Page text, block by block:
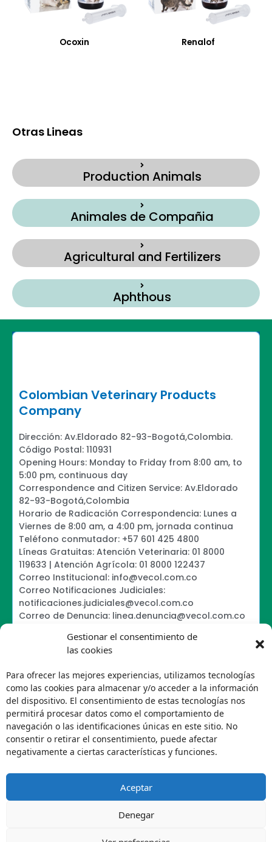
Gestionar el consentimiento de
las cookies
Para ofrecer las mejores experiencias, utilizamos tecnologías
como las cookies para almacenar y/o acceder a la información
del dispositivo. El consentimiento de estas tecnologías nos
permitirá procesar datos como el comportamiento de
navegación o las identificaciones únicas en este sitio. No
consentir o retirar el consentimiento, puede afectar
negativamente a ciertas características y funciones.
Aceptar
Denegar
Ocoxin Renalof
Otras Lineas
Production Animals
Animales de Compañia
Agricultural and Fertilizers
Aphthous
Colombian Veterinary Products
Company
Dirección: Av.Eldorado 82-93-Bogotá,Colombia.
Código Postal: 110931
Opening Hours: Monday to Friday from 8:00 am, to
5:00 pm, continuous day
Correspondence and Citizen Service: Av.Eldorado
82-93-Bogotá,Colombia
Horario de Radicación Correspondencia: Lunes a
Viernes de 8:00 am, a 4:00 pm, jornada continua
Teléfono conmutador: +57 601 425 4800
Líneas Gratuitas: Atención Veterinaria: 01 8000
119633 | Atención Agrícola: 01 8000 122437
Correo Institucional: info@vecol.com.co
Correo Notificaciones Judiciales:
notificaciones.judiciales@vecol.com.co
Correo de Denuncia: linea.denuncia@vecol.com.co
Política de Términos y Condiciones de Uso
Política de Tratamiento de Datos Personales VECOL
S.A
Política de Derechos de Autor y Uso sobre los
Contenidos
Política Editorial de la Sede Electrónica
Encuesta de usabilidad